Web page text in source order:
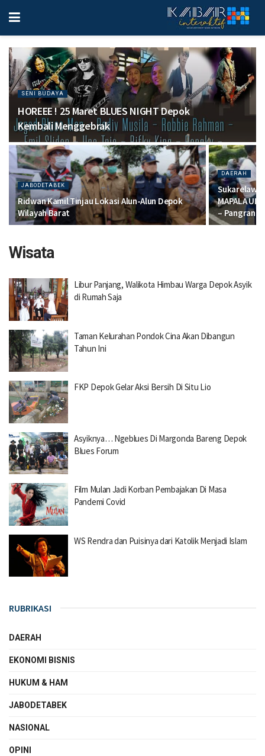
SENI BUDAYA
HOREEE ! 25 Maret BLUES NIGHT Depok
Kembali Menggebrak
JABODETABEK
Ridwan Kamil Tinjau Lokasi Alun-Alun Depok
Wilayah Barat
DAERAH
MAPALA UI
–
Wisata
Libur Panjang, Walikota Himbau Warga Depok Asyik
di Rumah Saja
Taman Kelurahan Pondok Cina Akan Dibangun
Tahun Ini
FKP Depok Gelar Aksi Bersih Di Situ Lio
Asyiknya… Ngeblues Di Margonda Bareng Depok
Blues Forum
Film Mulan Jadi Korban Pembajakan Di Masa
Pandemi Covid
WS Rendra dan Puisinya dari Katolik Menjadi Islam
RUBRIKASI
DAERAH
EKONOMI BISNIS
HUKUM & HAM
JABODETABEK
NASIONAL
OPINI